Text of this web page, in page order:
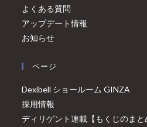
よくある質問
アップデート情報
お知らせ
ページ
Dexibell ショールーム GINZA
採用情報
ディリゲント連載【もくじのまと